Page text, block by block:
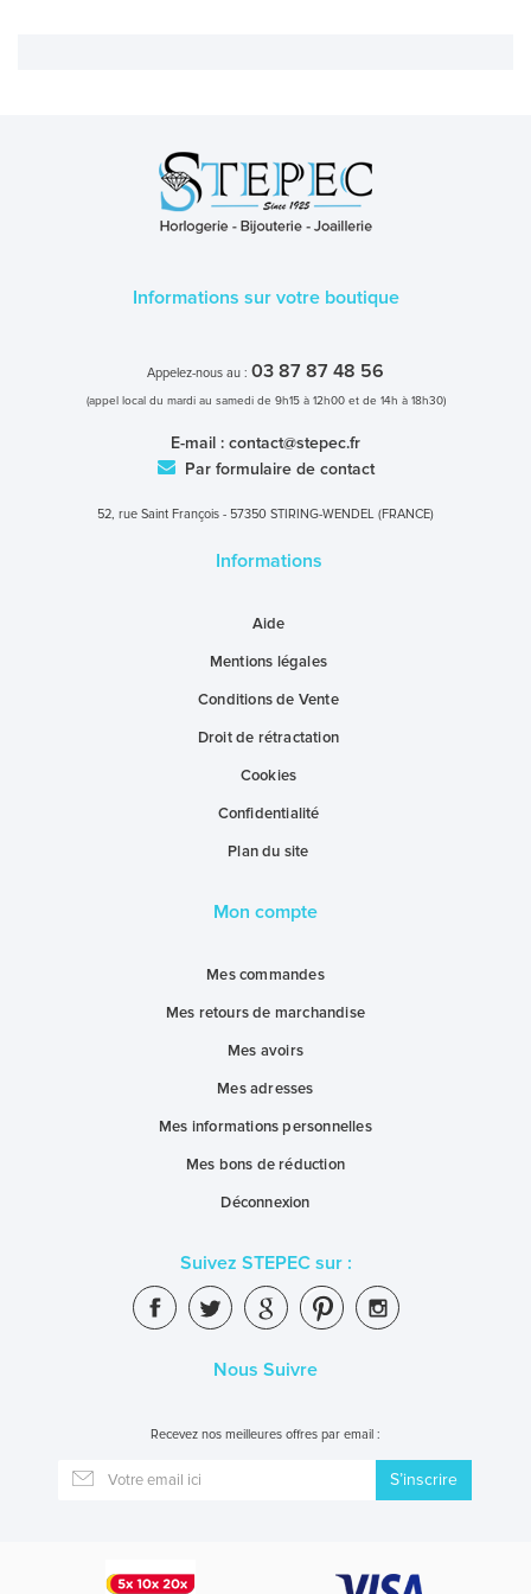
MONTRES ENFANT
LES GEORGETTES
BONNES AFFAIRES
CARTES CADEAUX
Informations sur votre boutique
Appelez-nous au : 03 87 87 48 56
(appel local du mardi au samedi de 9h15 à 12h00 et de 14h à 18h30)
E-mail : contact@stepec.fr
Par formulaire de contact
52, rue Saint François - 57350 STIRING-WENDEL (FRANCE)
Informations
Aide
Mentions légales
Conditions de Vente
Droit de rétractation
Cookies
Confidentialité
Plan du site
Mon compte
Mes commandes
Mes retours de marchandise
Mes avoirs
Mes adresses
Mes informations personnelles
Mes bons de réduction
Déconnexion
Suivez STEPEC sur :
Nous Suivre
Recevez nos meilleures offres par email :
S’inscrire